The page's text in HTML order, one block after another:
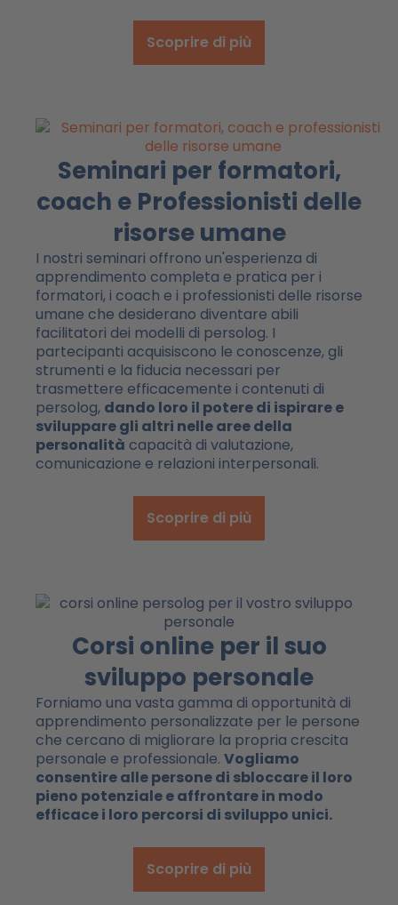
Scoprire di più
Seminari per formatori,
coach e Professionisti delle
risorse umane
I nostri seminari offrono un'esperienza di
apprendimento completa e pratica per i
formatori, i coach e i professionisti delle risorse
umane che desiderano diventare abili
facilitatori dei modelli di persolog. I
partecipanti acquisiscono le conoscenze, gli
strumenti e la fiducia necessari per
trasmettere efficacemente i contenuti di
persolog, dando loro il potere di ispirare e
sviluppare gli altri nelle aree della
personalità capacità di valutazione,
comunicazione e relazioni interpersonali.
Scoprire di più
Corsi online per il suo
sviluppo personale
Forniamo una vasta gamma di opportunità di
apprendimento personalizzate per le persone
che cercano di migliorare la propria crescita
personale e professionale. Vogliamo
consentire alle persone di sbloccare il loro
pieno potenziale e affrontare in modo
efficace i loro percorsi di sviluppo unici.
Scoprire di più